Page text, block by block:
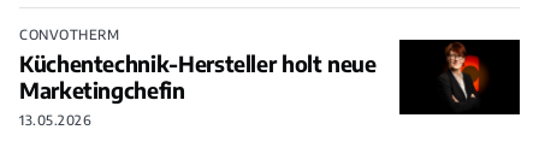
CONVOTHERM
Küchentechnik-Hersteller holt neue
Marketingchefin
13.05.2026